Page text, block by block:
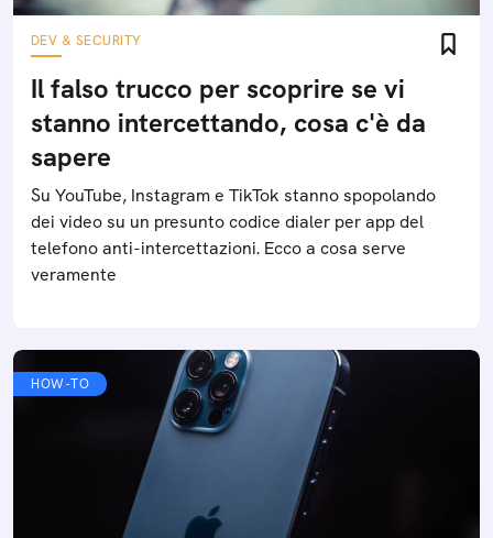
DEV & SECURITY
Il falso trucco per scoprire se vi
stanno intercettando, cosa c'è da
sapere
Su YouTube, Instagram e TikTok stanno spopolando
dei video su un presunto codice dialer per app del
telefono anti-intercettazioni. Ecco a cosa serve
veramente
HOW-TO